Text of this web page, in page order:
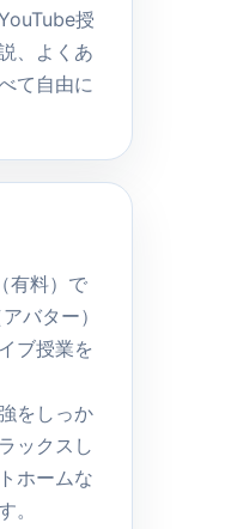
授
、よくあ
て自由に
有料）で
バター）
ブ授業を
をしっか
ックスし
ホームな
。